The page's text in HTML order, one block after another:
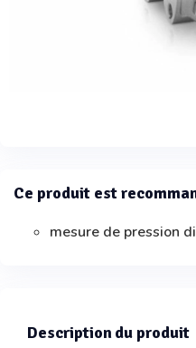
Ce produit est
mesure de pression
Description du produit